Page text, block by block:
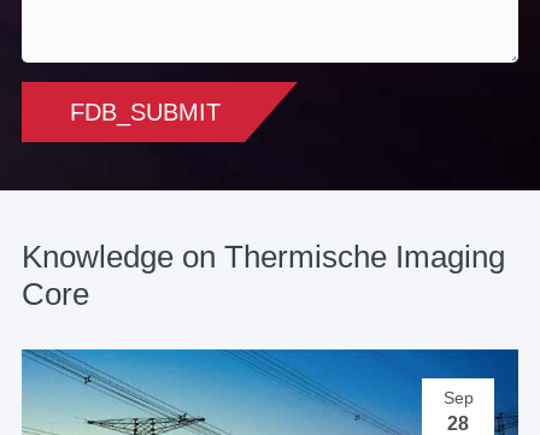
FDB_SUBMIT
Knowledge on Thermische Imaging
Core
Sep
28